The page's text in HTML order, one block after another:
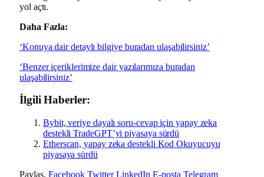
yol açtı.
Daha Fazla:
‘Konuya dair detaylı bilgiye buradan ulaşabilirsiniz’
‘Benzer içeriklerimize dair yazılarımıza buradan
ulaşabilirsiniz’
İlgili Haberler:
Bybit, veriye dayalı soru-cevap için yapay zeka
destekli TradeGPT’yi piyasaya sürdü
Etherscan, yapay zeka destekli Kod Okuyucuyu
piyasaya sürdü
Paylaş. Facebook Twitter LinkedIn E-posta Telegram